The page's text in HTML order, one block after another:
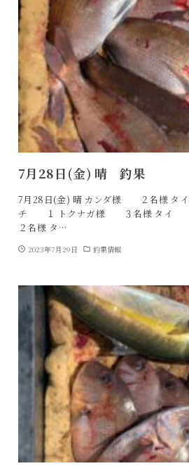
7月28日(金) 晴 釣果
7月28日(金) 晴 カンダ様 ２名様
チ １ トクナガ様 ３名様 タ
２名様 タ…
2023年7月29日 釣果情報